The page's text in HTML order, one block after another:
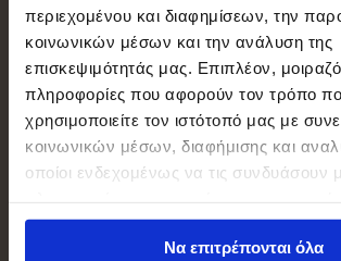
περιεχομένου και διαφημίσεων, την
κοινωνικών μέσων και την ανάλυση της
επισκεψιμότητάς μας. Επιπλέον,
πληροφορίες που αφορούν τον τρόπο
χρησιμοποιείτε τον ιστότοπό μας με
κοινωνικών μέσων, διαφήμισης και
οποίοι ενδεχομένως να τις συνδυάσουν
έχουν συλλέξει σε σχέση με την από
των υπηρεσιών τους.Να επιτρέπονται όλα